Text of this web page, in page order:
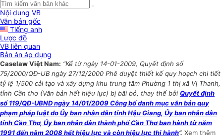
Nội dung VB
Văn bản gốc
Tiếng anh
Lược đồ
VB liên quan
Bản án áp dụng
Caselaw Việt Nam: “Kể từ ngày 14-01-2009, Quyết định số
75/2000/QĐ-UB ngày 27/12/2000 Phê duyệt thiết kế quy hoạch chi tiết
tỷ lệ 1/500 cải tạo và xây dựng khu trung tâm Phường 1 thị xã Vị Thanh,
tỉnh Cần thơ (Văn bản hết hiệu lực) bị bãi bỏ, thay thế bởi Quyết định
số 119/QĐ-UBND ngày 14/01/2009 Công bố danh mục văn bản quy
phạm pháp luật do Ủy ban nhân dân tỉnh Hậu Giang, Ủy ban nhân dân
tỉnh Cần Thơ, Ủy ban nhân dân thành phố Cần Thơ ban hành từ năm
1991 đến năm 2008 hết hiệu lực và còn hiệu lực thi hành”. Xem thêm